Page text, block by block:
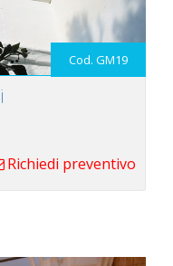
Cod. GM19
Richiedi preventivo